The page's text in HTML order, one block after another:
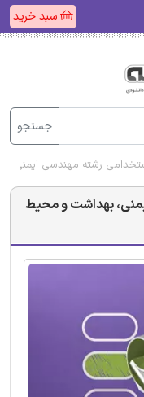
سبد خرید
جستجو
رشته مهندسی
بهداشت و محیط